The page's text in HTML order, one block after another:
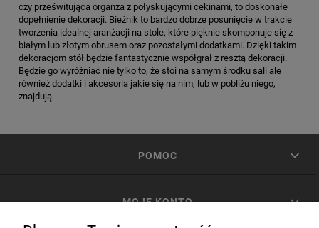
czy prześwitująca organza z połyskującymi cekinami, to doskonałe
dopełnienie dekoracji. Bieżnik to bardzo dobrze posunięcie w trakcie
tworzenia idealnej aranżacji na stole, które pięknie skomponuje się z
białym lub złotym obrusem oraz pozostałymi dodatkami. Dzięki takim
dekoracjom stół będzie fantastycznie współgrał z resztą dekoracji.
Będzie go wyróżniać nie tylko to, że stoi na samym środku sali ale
również dodatki i akcesoria jakie się na nim, lub w pobliżu niego,
znajdują.
POMOC
MOJE KONTO